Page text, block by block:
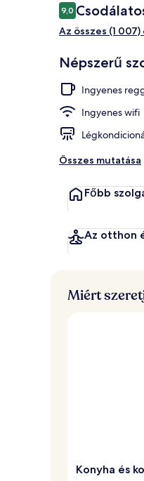
Értékelések
9,09,0 ennyiből: 10
Az összes (1
Népszerű
Ingyenes
Ingyenes wifi
Összes mutatása
Főbb
Az otthon
Miért
Konyha és